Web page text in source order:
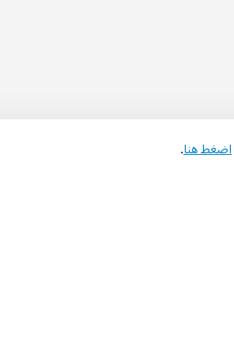
اضغط هنا.